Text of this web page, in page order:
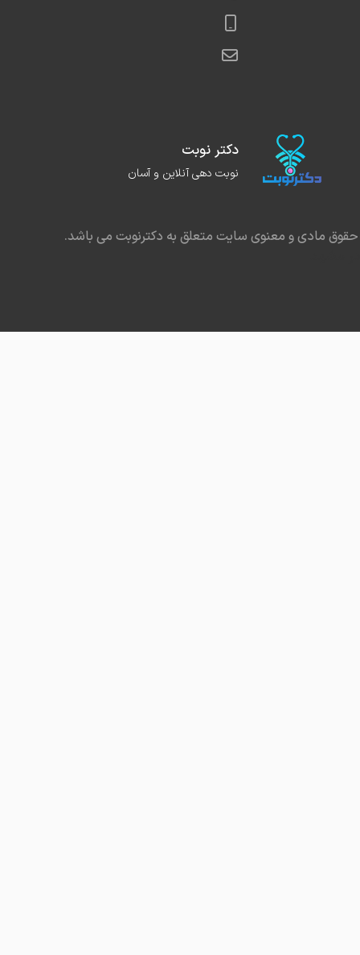
دکتر نوبت
نوبت دهی آنلاین و آسان
مادی و معنوی سایت متعلق به دکترنوبت می باشد.